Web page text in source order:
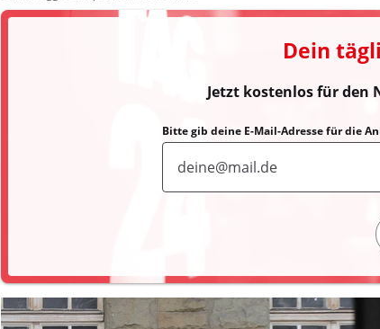
Dein
Jetzt kostenlos für den
Bitte gib deine E-Mail-Adresse für die